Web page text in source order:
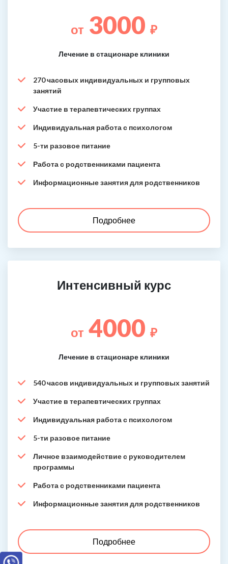
от 3000 ₽
Лечение в стационаре клиники
270 часовых индивидуальных и групповых
занятий
Участие в терапевтических группах
Индивидуальная работа с психологом
5-ти разовое питание
Работа с родственниками пациента
Информационные занятия для родственников
Подробнее
Интенсивный курс
от 4000 ₽
Лечение в стационаре клиники
540 часов индивидуальных и групповых занятий
Участие в терапевтических группах
Индивидуальная работа с психологом
5-ти разовое питание
Личное взаимодействие с руководителем
программы
Работа с родственниками пациента
Информационные занятия для родственников
Подробнее